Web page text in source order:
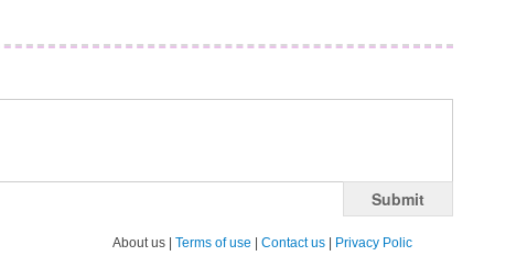
Submit
About us | Terms of use Contact us
Privacy Polic